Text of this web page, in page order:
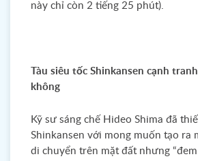
này chỉ còn 2 tiếng 25 phút).
Tàu siêu tốc Shinkansen cạnh
không
Kỹ sư sáng chế Hideo Shima đã
Shinkansen với mong muốn tạo ra
di chuyển trên mặt đất nhưng